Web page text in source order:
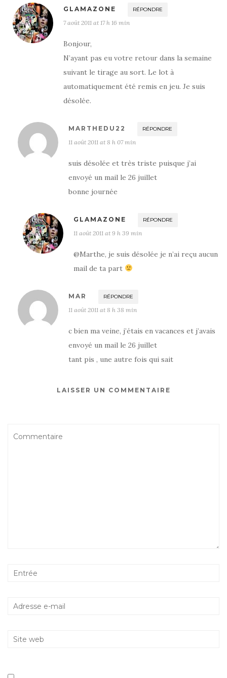
GLAMAZONE RÉPONDRE
7 août 2011 at 17 h 16 min
Bonjour,
N’ayant pas eu votre retour dans la semaine
suivant le tirage au sort. Le lot à
automatiquement été remis en jeu. Je suis
désolée.
MARTHEDU22 RÉPONDRE
11 août 2011 at 8 h 07 min
suis désolée et très triste puisque j’ai
envoyé un mail le 26 juillet
bonne journée
GLAMAZONE RÉPONDRE
11 août 2011 at 9 h 39 min
@Marthe, je suis désolée je n’ai reçu aucun
mail de ta part
MAR RÉPONDRE
11 août 2011 at 8 h 38 min
c bien ma veine, j’étais en vacances et j’avais
envoyé un mail le 26 juillet
tant pis , une autre fois qui sait
LAISSER UN COMMENTAIRE